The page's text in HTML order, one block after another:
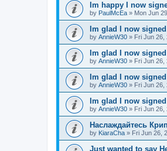
Im happy I now
by PaulMcEa » Mon Jun
Im glad I now
by AnnieW30 » Fri Jun 26,
Im glad I now
by AnnieW30 » Fri Jun 26,
Im glad I now
by AnnieW30 » Fri Jun 26,
Im glad I now
by AnnieW30 » Fri Jun 26,
Наслаждайтесь
by KiaraCha » Fri Jun 26,
Just wanted to say